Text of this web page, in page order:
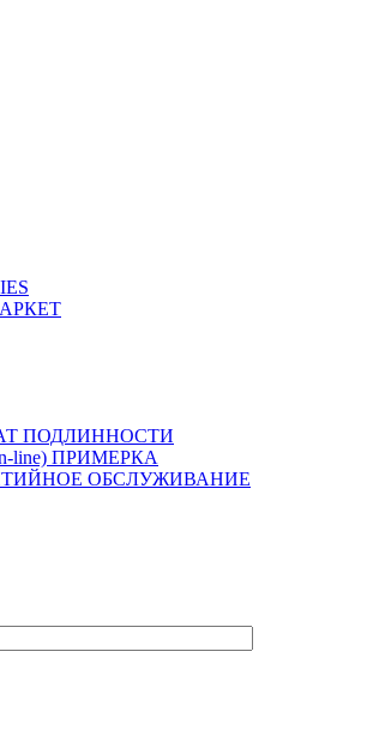
ПОДЛИННОСТИ
line) ПРИМЕРКА
ОБСЛУЖИВАНИЕ